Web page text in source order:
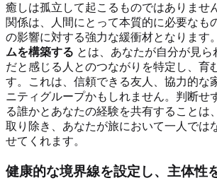
癒しは孤立して起こるものではありませ
関係は、人間にとって本質的に必要なも
の影響に対する強力な緩衝材となります
ムを構築する とは、あなたが自分が見ら
だと感じる人とのつながりを特定し、育
す。これは、信頼できる友人、協力的な
ニティグループかもしれません。判断せ
る誰かとあなたの経験を共有することは
取り除き、あなたが旅において一人では
せてくれます。
健康的な境界線を設定し、主体性